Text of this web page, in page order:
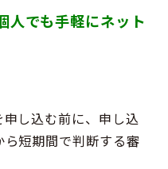
人でも手軽にネット
し込む前に、申し込
短期間で判断する審